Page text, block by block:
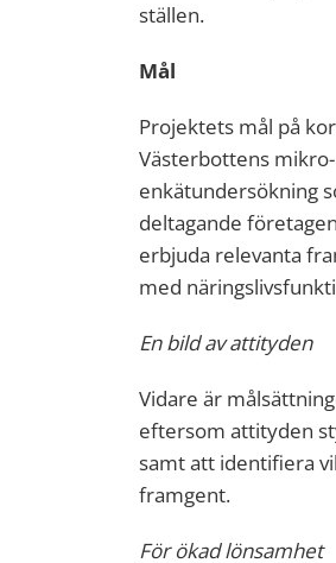
ställen.
Mål
Projektets mål på
Västerbottens
enkätundersökning
deltagande
erbjuda relevanta
med
En bild av attityden
Vidare är
eftersom attityden
samt att identifiera
framgent.
För ökad lönsamhet